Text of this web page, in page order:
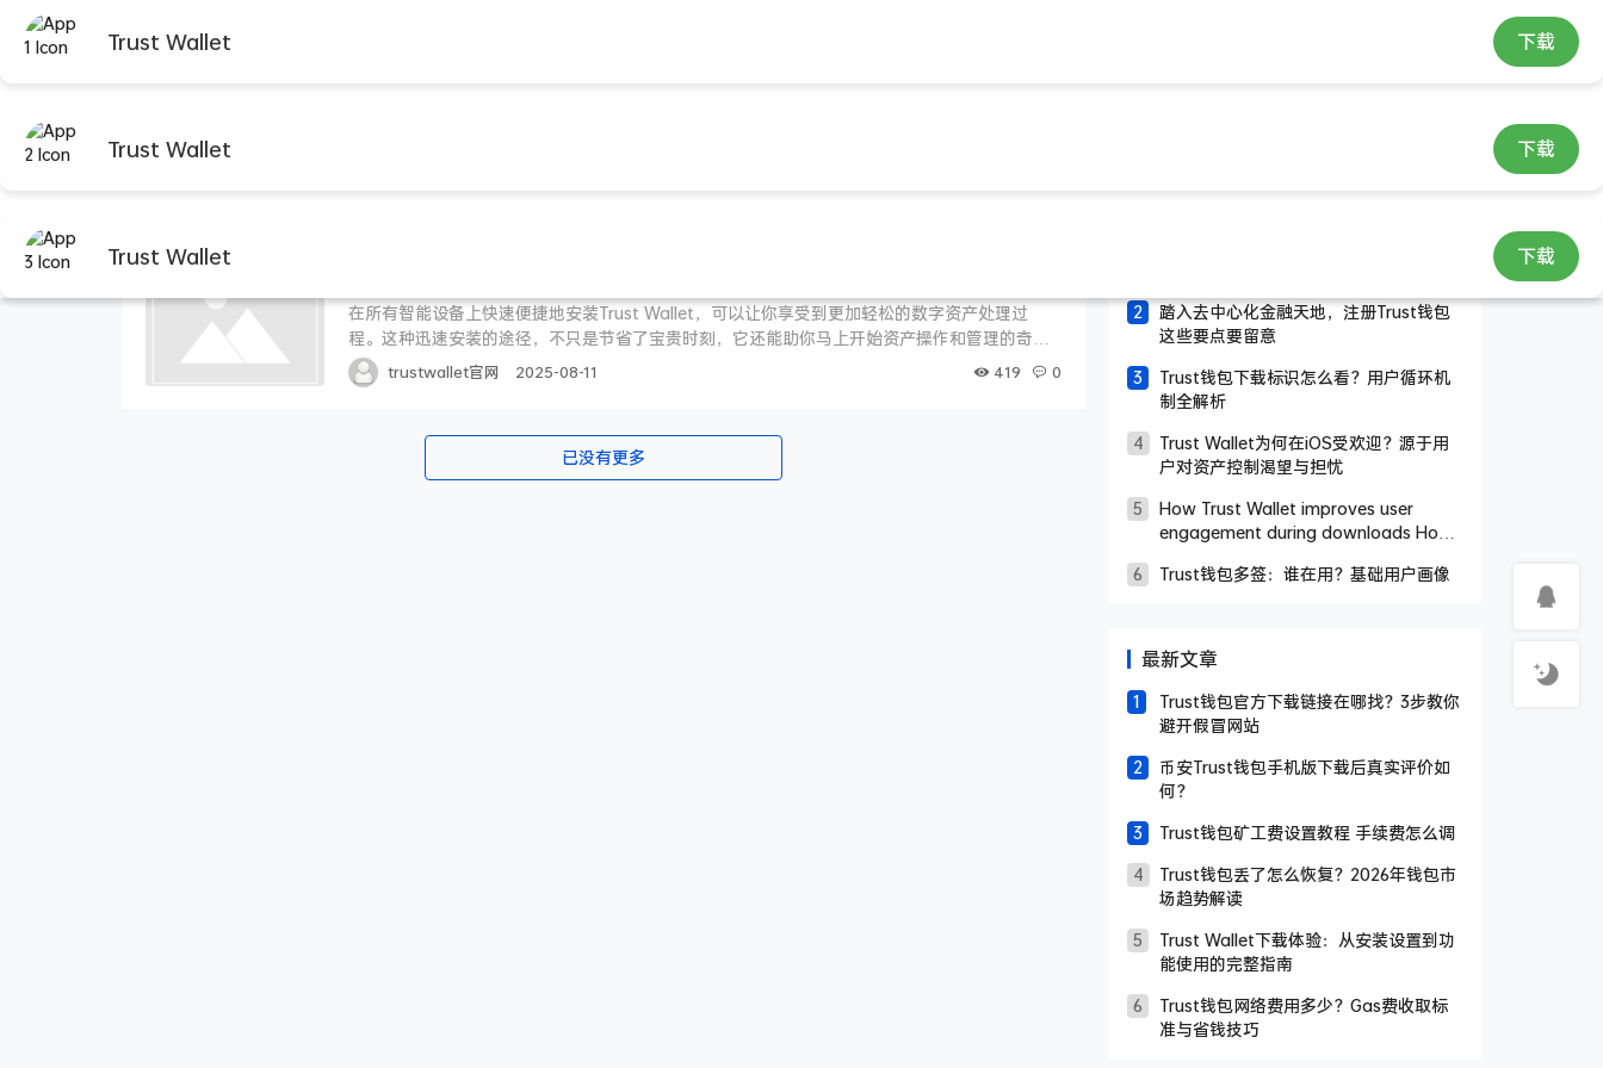
Trust Wallet 下载
Trust Wallet 下载
Trust Wallet 下载
首页 常见问题
在所有智能设备上快速便捷地安装Trust Wallet，可以让你享受到更加轻松的数字资产处理过
程。这种迅速安装的途径，不只是节省了宝贵时刻，它还能助你马上开始资产操作和管理的奇妙
旅程。接下来就具体介绍一些相关的方法和操作流程。 要仔细核实设备的应用获取途径。如果是
安卓设备，可以通过官方网站或者值得信赖的应用商店进行安装；如果是苹果设备，则需要在
trustwallet官网 2025-08-11 419 0
已没有更多
踏入去中心化金融天地，注册Trust钱包
这些要点要留意
Trust钱包下载标识怎么看？用户循环机
制全解析
Trust Wallet为何在iOS受欢迎？源于用
户对资产控制渴望与担忧
How Trust Wallet improves user
engagement during downloads How
at the Download Stage: Key
Trust钱包多签：谁在用？基础用户画像
最新文章
Trust钱包官方下载链接在哪找？3步教你
避开假冒网站
币安Trust钱包手机版下载后真实评价如
何？
Trust钱包矿工费设置教程 手续费怎么调
Trust钱包丢了怎么恢复？2026年钱包市
场趋势解读
Trust Wallet下载体验：从安装设置到功
能使用的完整指南
Trust钱包网络费用多少？Gas费收取标
准与省钱技巧